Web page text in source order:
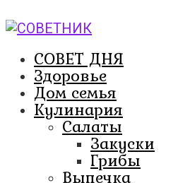
к
СОВЕТ ДНЯ
Здоровье
Дом семья
Кулинария
Салаты
Закуски
Грибы
Выпечка